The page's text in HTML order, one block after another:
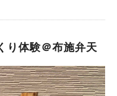
り体験＠布施弁天